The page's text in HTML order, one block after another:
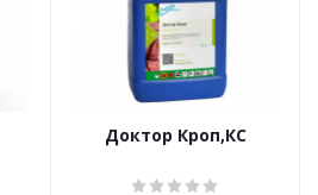
Доктор Кроп,КС